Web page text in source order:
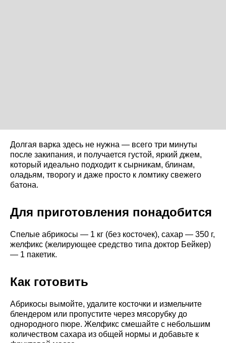
Долгая варка здесь не нужна — всего три минуты
после закипания, и получается густой, яркий джем,
который идеально подходит к сырникам, блинам,
оладьям, творогу и даже просто к ломтику свежего
батона.
Для приготовления понадобится
Спелые абрикосы — 1 кг (без косточек), сахар — 350 г,
желфикс (желирующее средство типа доктор Бейкер)
— 1 пакетик.
Как готовить
Абрикосы вымойте, удалите косточки и измельчите
блендером или пропустите через мясорубку до
однородного пюре. Желфикс смешайте с небольшим
количеством сахара из общей нормы и добавьте к